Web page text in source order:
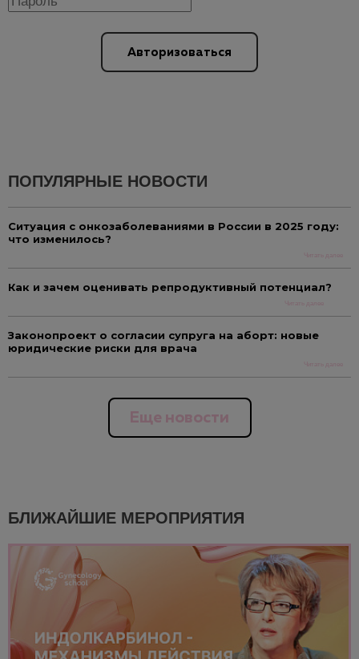
Авторизоваться
ПОПУЛЯРНЫЕ НОВОСТИ
Ситуация с онкозаболеваниями в России в 2025 году:
что изменилось?
Читать далее
Как и зачем оценивать репродуктивный потенциал?
Читать далее
Законопроект о согласии супруга на аборт: новые
юридические риски для врача
Читать далее
Еще новости
БЛИЖАЙШИЕ МЕРОПРИЯТИЯ